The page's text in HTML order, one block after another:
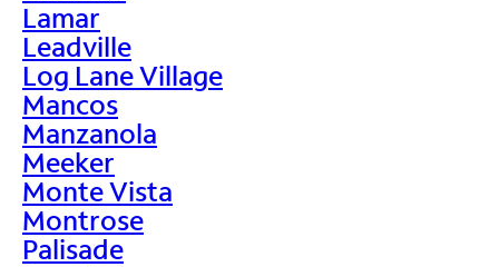
Lamar
Leadville
Log Lane Village
Mancos
Manzanola
Meeker
Monte Vista
Montrose
Palisade